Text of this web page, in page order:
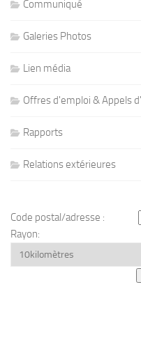
Communiqué
Galeries Photos
Lien média
Offres d'emploi & Appels
Rapports
Relations extérieures
Code postal/adresse :
Rayon: